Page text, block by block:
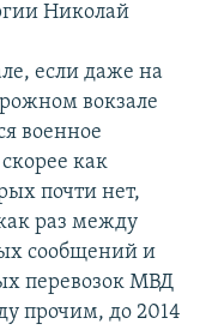
Николай
если даже на
вокзале
военное
как
почти нет,
раз между
сообщений и
перевозок МВД
прочим, до 2014